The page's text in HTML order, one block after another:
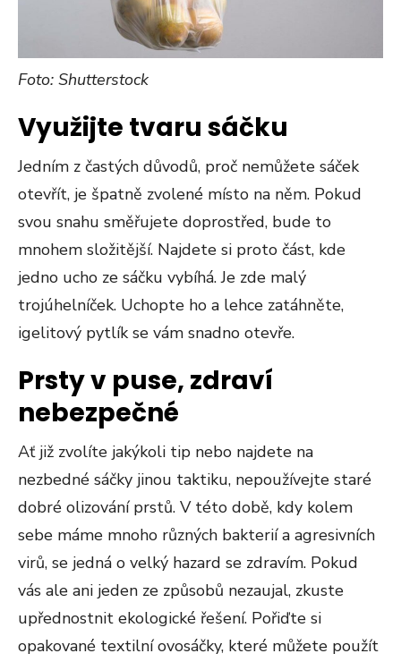
Foto: Shutterstock
Využijte tvaru sáčku
Jedním z častých důvodů, proč nemůžete sáček
otevřít, je špatně zvolené místo na něm. Pokud
svou snahu směřujete doprostřed, bude to
mnohem složitější. Najdete si proto část, kde
jedno ucho ze sáčku vybíhá. Je zde malý
trojúhelníček. Uchopte ho a lehce zatáhněte,
igelitový pytlík se vám snadno otevře.
Prsty v puse, zdraví
nebezpečné
Ať již zvolíte jakýkoli tip nebo najdete na
nezbedné sáčky jinou taktiku, nepoužívejte staré
dobré olizování prstů. V této době, kdy kolem
sebe máme mnoho různých bakterií a agresivních
virů, se jedná o velký hazard se zdravím. Pokud
vás ale ani jeden ze způsobů nezaujal, zkuste
upřednostnit ekologické řešení. Pořiďte si
opakované textilní ovosáčky, které můžete použít